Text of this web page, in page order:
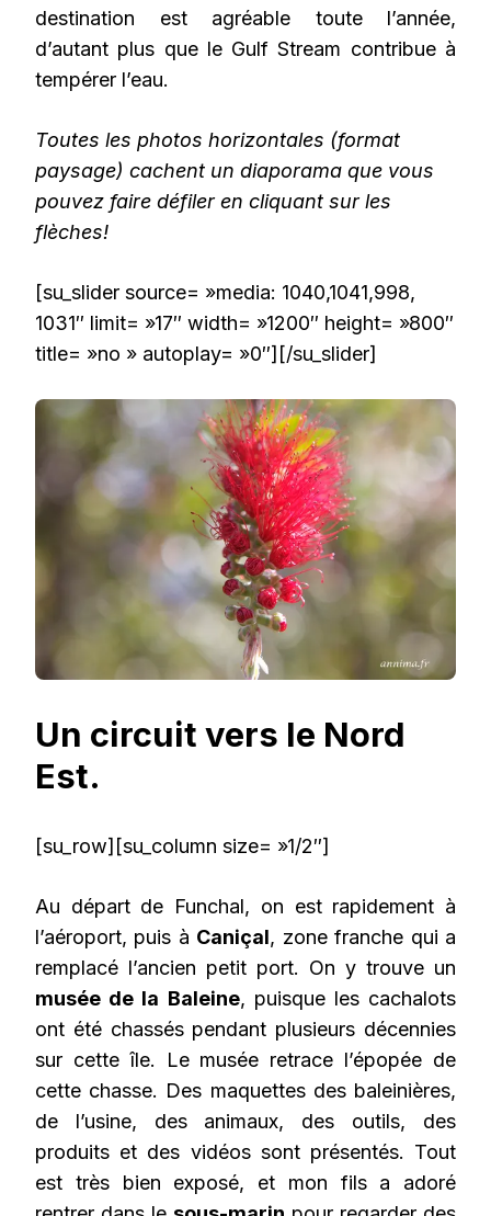
destination est agréable toute l’année,
d’autant plus que le Gulf Stream contribue à
tempérer l’eau.
Toutes les photos horizontales (format
paysage) cachent un diaporama que vous
pouvez faire défiler en cliquant sur les
flèches!
[su_slider source= »media: 1040,1041,998,
1031″ limit= »17″ width= »1200″ height= »800″
title= »no » autoplay= »0″][/su_slider]
Un circuit vers le Nord
Est.
[su_row][su_column size= »1/2″]
Au départ de Funchal, on est rapidement à
l’aéroport, puis à Caniçal, zone franche qui a
remplacé l’ancien petit port. On y trouve un
musée de la Baleine, puisque les cachalots
ont été chassés pendant plusieurs décennies
sur cette île. Le musée retrace l’épopée de
cette chasse. Des maquettes des baleinières,
de l’usine, des animaux, des outils, des
produits et des vidéos sont présentés. Tout
est très bien exposé, et mon fils a adoré